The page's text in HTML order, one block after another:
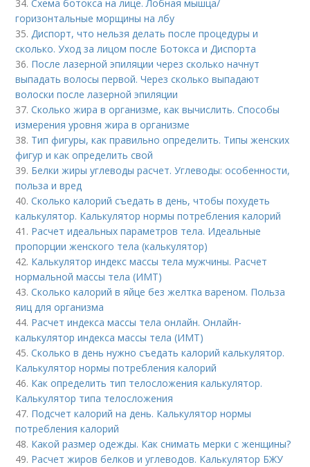
34.Схема ботокса на лице. Лобная мышца/
горизонтальные морщины на лбу
35.Диспорт, что нельзя делать после процедуры и
сколько. Уход за лицом после Ботокса и Диспорта
36. После лазерной эпиляции через сколько начнут
выпадать волосы первой. Через сколько выпадают
волоски после лазерной эпиляции
37.Сколько жира в организме, как вычислить. Способы
измерения уровня жира в организме
38. Тип фигуры, как правильно определить. Типы женских
фигур и как определить свой
39. Белки жиры углеводы расчет. Углеводы: особенности,
польза и вред
40.Сколько калорий съедать в день, чтобы похудеть
калькулятор. Калькулятор нормы потребления калорий
41. Расчет идеальных параметров тела. Идеальные
пропорции женского тела (калькулятор)
42. Калькулятор индекс массы тела мужчины. Расчет
нормальной массы тела (ИМТ)
43.Сколько калорий в яйце без желтка вареном. Польза
яиц для организма
44. Расчет индекса массы тела онлайн. Онлайн-
калькулятор индекса массы тела (ИМТ)
45.Сколько в день нужно съедать калорий калькулятор.
Калькулятор нормы потребления калорий
46. Как определить тип телосложения калькулятор.
Калькулятор типа телосложения
47. Подсчет калорий на день. Калькулятор нормы
потребления калорий
48. Какой размер одежды. Как снимать мерки с женщины?
49. Расчет жиров белков и углеводов. Калькулятор БЖУ